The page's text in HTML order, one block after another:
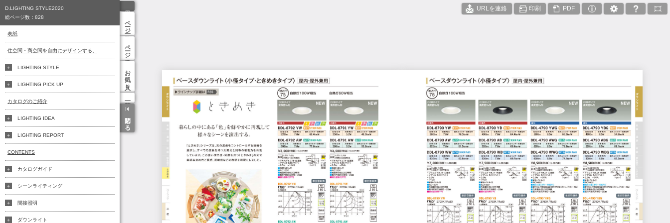
URLを連絡 印刷 PDF
ページ一覧
ページ検索
お気に入り
閉じる
D.LIGHTING STYLE2020
総ページ数： 828
表紙
住空間・商空間を自由にデザインする。
LIGHTING STYLE
LIGHTING PICK UP
カタログのご紹介
LIGHTING IDEA
LIGHTING REPORT
CONTENTS
カタログガイド
シーンライティング
間接照明
ダウンライト